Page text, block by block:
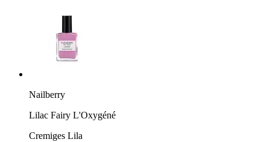
Nailberry
Lilac Fairy L'Oxygéné
Cremiges Lila